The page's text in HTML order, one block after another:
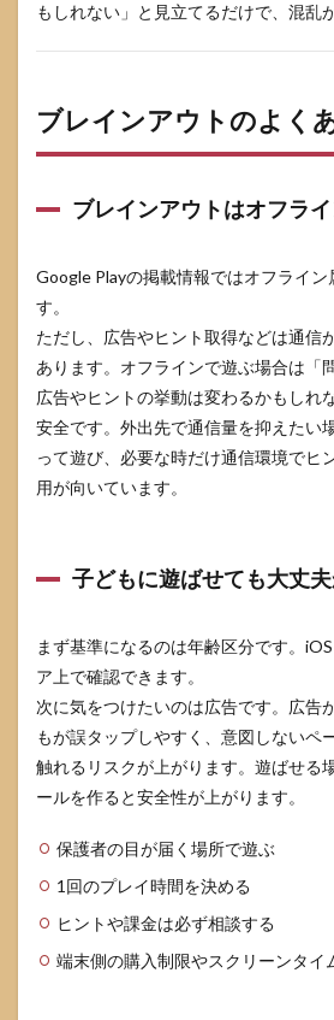
もしれない」と見立てるだけで、混乱
ブレインアウトのよく
ブレインアウトはオフラ
Google Playの掲載情報ではオフライン
す。
ただし、広告やヒント取得などは通信
あります。オフラインで遊ぶ場合は「
広告やヒントの挙動は変わるかもしれ
安全です。外出先で通信量を抑えたい
って遊び、必要な時だけ通信環境でヒ
用が向いています。
子どもに遊ばせても大丈
まず基準になるのは年齢区分です。
ア上で確認できます。
次に気をつけたいのは広告です。広告
もが誤タップしやすく、意図しないペ
触れるリスクが上がります。遊ばせる
ールを作ると安全性が上がります。
保護者の目が届く場所で遊ぶ
1回のプレイ時間を決める
ヒントや課金は必ず相談する
端末側の購入制限やスクリーンタイ